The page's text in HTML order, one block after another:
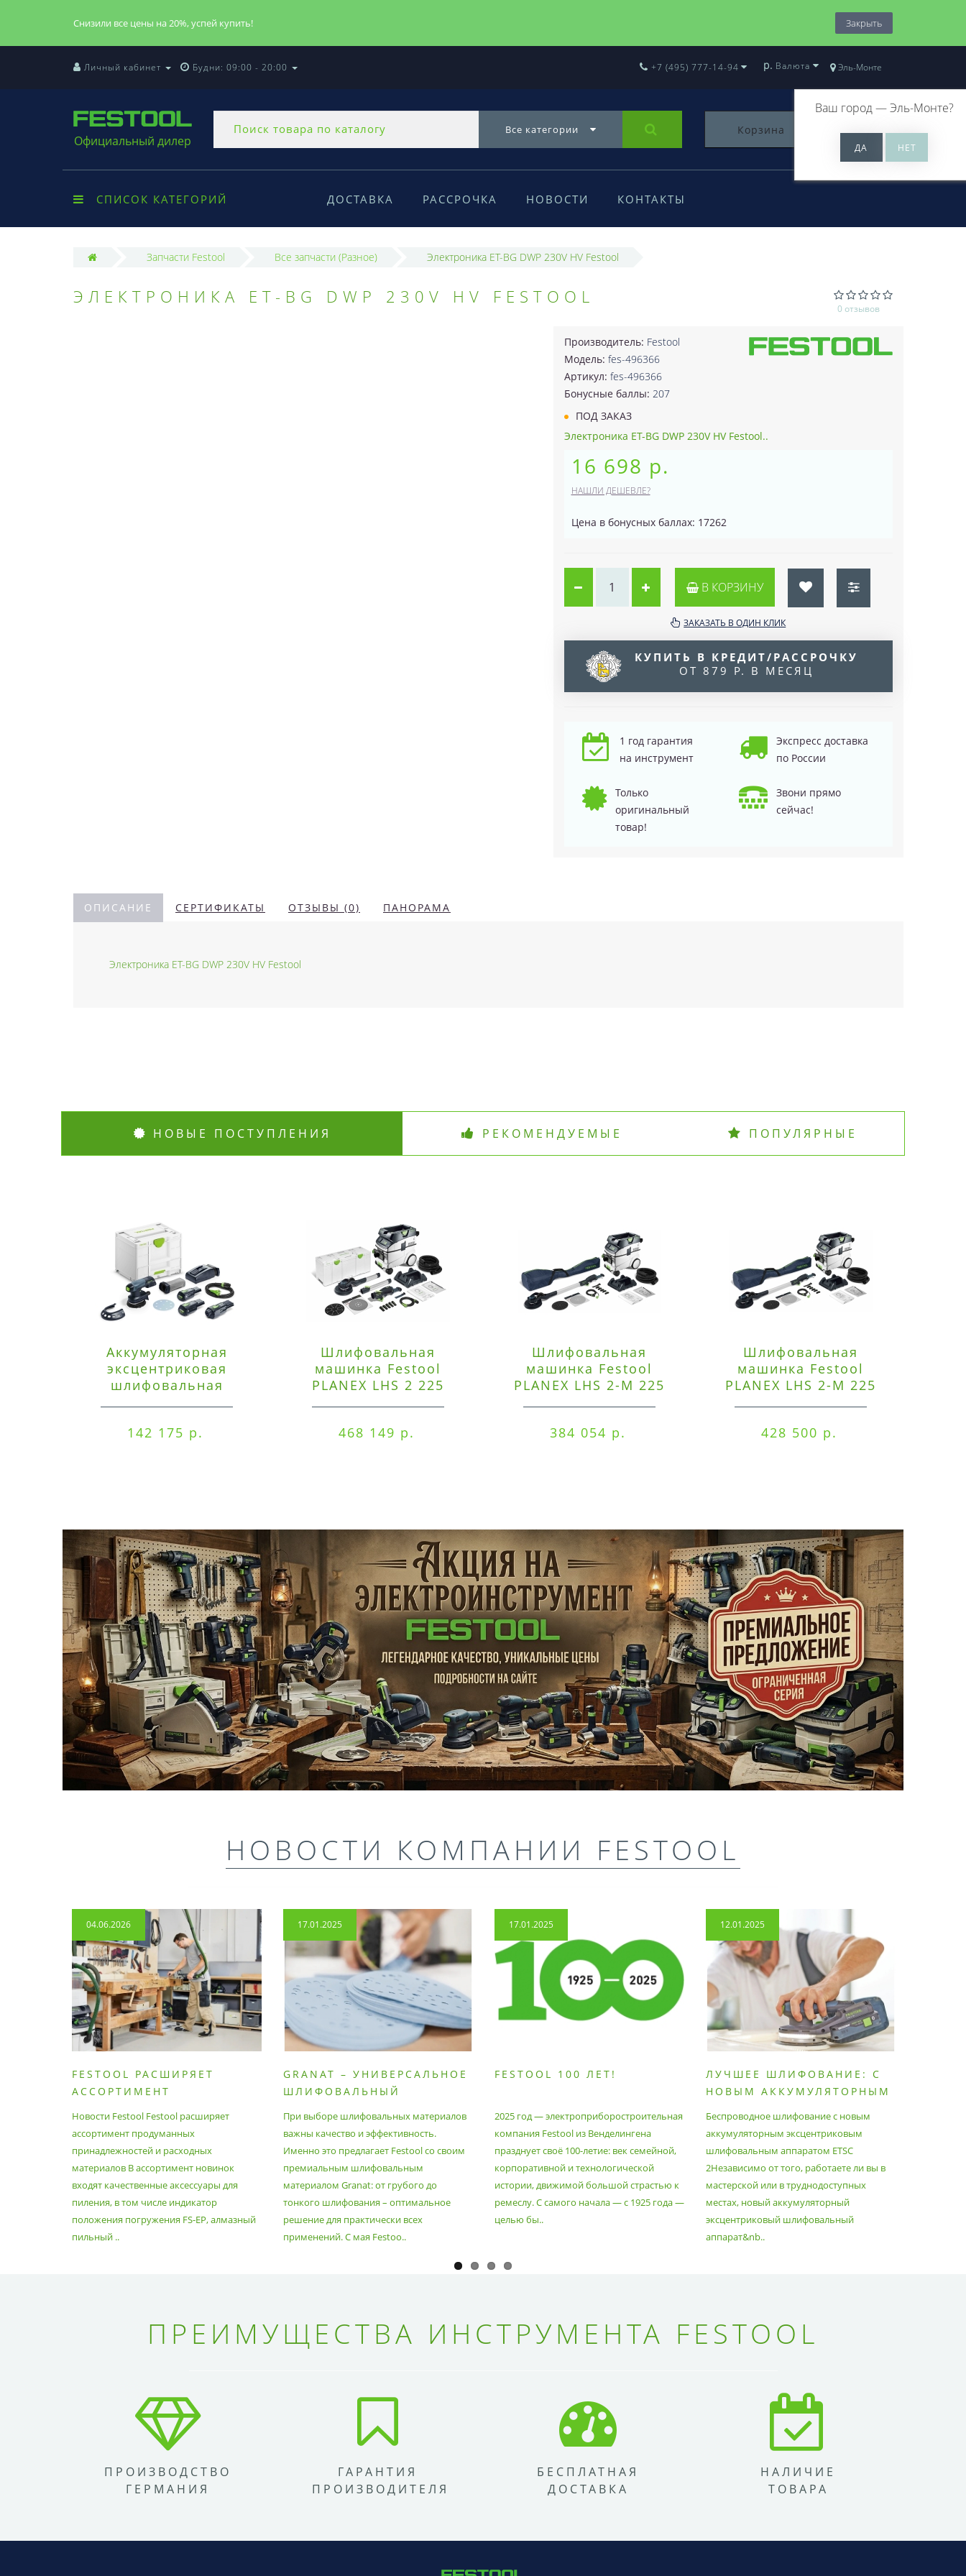
Снизили все цены на 20%, успей купить! Закрыть
Личный кабинет Будни: 09:00 - 20:00 Эль-Монте
Ваш город —Эль-Монте?
+7 (495) 777-14-94 р. Валюта
Официальный дилер
Все категории Корзина 0
СПИСОК КАТЕГОРИЙ ДОСТАВКА РАССРОЧКА НОВОСТИ КОНТАКТЫ
Запчасти Festool Все запчасти (Разное) Электроника ET-BG DWP 230V HV Festool
ЭЛЕКТРОНИКА ET-BG DWP 230V HV FESTOOL
0 отзывов
Производитель: Festool
Модель: fes-496366
Артикул: fes-496366
Бонусные баллы: 207
ПОД ЗАКАЗ
Электроника ET-BG DWP 230V HV Festool..
16 698 р.
НАШЛИ ДЕШЕВЛЕ?
Цена в бонусных баллах: 17262
В КОРЗИНУ
ЗАКАЗАТЬ В ОДИН КЛИК
КУПИТЬ В КРЕДИТ/РАССРОЧКУ
ОТ 879 Р. В МЕСЯЦ
1 год гарантия
на инструмент
Экспресс доставка
по России
Только
оригинальный
товар!
Звони прямо
сейчас!
ОПИСАНИЕ СЕРТИФИКАТЫ ОТЗЫВЫ (0) ПАНОРАМА
Электроника ET-BG DWP 230V HV Festool
НОВЫЕ ПОСТУПЛЕНИЯ РЕКОМЕНДУЕМЫЕ ПОПУЛЯРНЫЕ
Аккумуляторная
эксцентриковая
шлифовальная
142 175 р.
Шлифовальная
машинка Festool
PLANEX LHS 2 225
468 149 р.
Шлифовальная
машинка Festool
PLANEX LHS 2-M 225
384 054 р.
Шлифовальная
машинка Festool
PLANEX LHS 2-M 225
428 500 р.
НОВОСТИ КОМПАНИИ FESTOOL
04.06.2026
FESTOOL РАСШИРЯЕТ
АССОРТИМЕНТ
ПРИНАДЛЕЖНОСТЕЙ И
РАСХОДНЫХ МАТЕРИАЛОВ
Новости Festool Festool расширяет
ассортимент продуманных
принадлежностей и расходных
материалов В ассортимент новинок
входят качественные аксессуары для
пиления, в том числе индикатор
положения погружения FS-EP, алмазный
пильный ..
17.01.2025
GRANAT – УНИВЕРСАЛЬНОЕ
ШЛИФОВАЛЬНЫЙ
При выборе шлифовальных материалов
важны качество и эффективность.
Именно это предлагает Festool со своим
премиальным шлифовальным
материалом Granat: от грубого до
тонкого шлифования – оптимальное
решение для практически всех
применений. С мая Festoo..
17.01.2025
FESTOOL 100 ЛЕТ!
2025 год — электроприборостроительная
компания Festool из Венделингена
празднует своё 100-летие: век семейной,
корпоративной и технологической
истории, движимой большой страстью к
ремеслу. С самого начала — с 1925 года —
целью бы..
12.01.2025
ЛУЧШЕЕ ШЛИФОВАНИЕ: С
НОВЫМ АККУМУЛЯТОРНЫМ
АППАРАТОМ ETSC2
Беспроводное шлифование с новым
аккумуляторным эксцентриковым
шлифовальным аппаратом ETSC
2Независимо от того, работаете ли вы в
мастерской или в труднодоступных
местах, новый аккумуляторный
эксцентриковый шлифовальный
аппарат&nb..
ПРЕИМУЩЕСТВА ИНСТРУМЕНТА FESTOOL
ПРОИЗВОДСТВО
ГЕРМАНИЯ
ГАРАНТИЯ
ПРОИЗВОДИТЕЛЯ
БЕСПЛАТНАЯ
ДОСТАВКА
НАЛИЧИЕ
ТОВАРА